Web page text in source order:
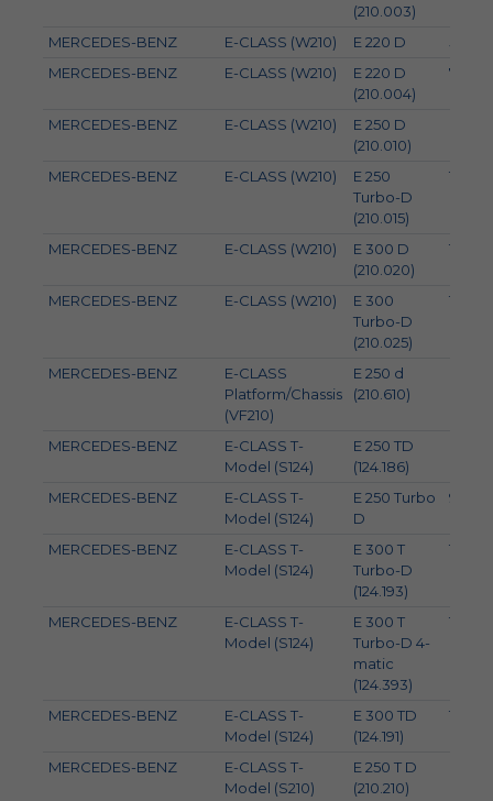
(210.003)
MERCEDES-BENZ E-CLASS (W210) E 220 D
55
MERCEDES-BENZ
E-CLASS (W210)
E 220 D
(210.004)
70
MERCEDES-BENZ E-CLASS (W210)
E 250 D
(210.010)
MERCEDES-BENZ E-CLASS (W210)
E 250
Turbo-D
(210.015)
110
MERCEDES-BENZ E-CLASS (W210)
E 300 D
(210.020)
100
MERCEDES-BENZ E-CLASS (W210)
E 300
Turbo-D
(210.025)
130
MERCEDES-BENZ
E-CLASS
Platform/Chassis
(VF210)
E 250 d
(210.610)
MERCEDES-BENZ
E-CLASS T-
Model (S124)
E 250 TD
(124.186)
MERCEDES-BENZ
E-CLASS T-
Model (S124)
E 250 Turbo
D
93
MERCEDES-BENZ
E-CLASS T-
Model (S124)
E 300 T
Turbo-D
(124.193)
108
MERCEDES-BENZ
E-CLASS T-
Model (S124)
E 300 T
Turbo-D 4-
matic
(124.393)
108
MERCEDES-BENZ
E-CLASS T-
Model (S124)
E 300 TD
(124.191)
100
MERCEDES-BENZ
E-CLASS T-
Model (S210)
E 250 T D
(210.210)